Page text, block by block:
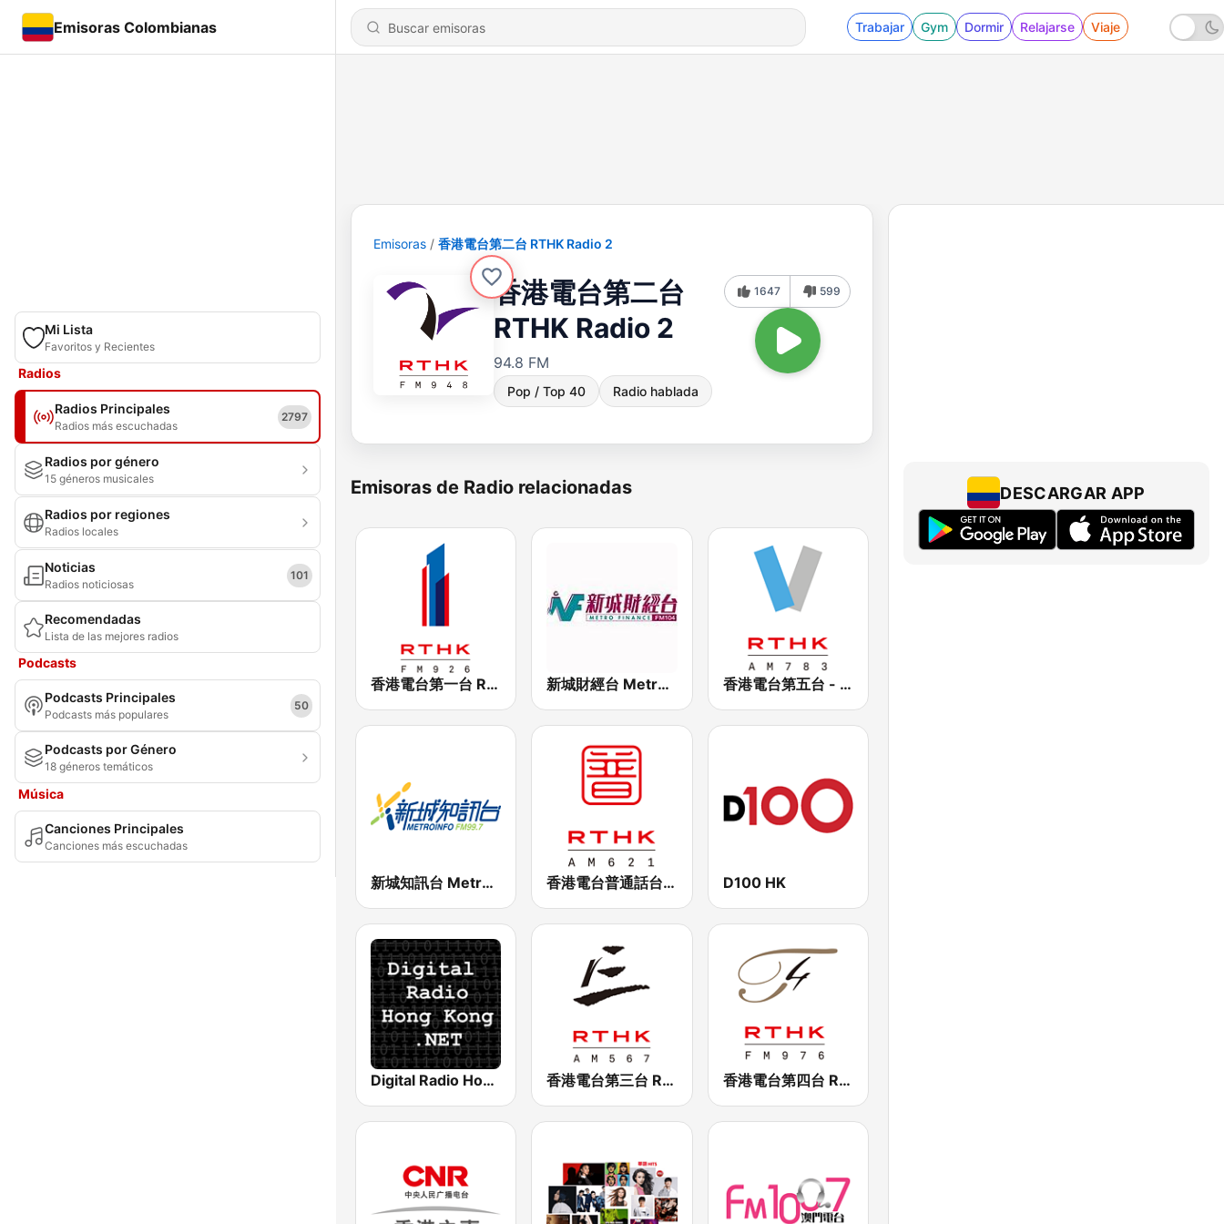
Emisoras Colombianas Trabajar Gym Dormir Relajarse Viaje
Mi Lista
Favoritos y Recientes
Radios
Radios Principales
Radios más escuchadas
2797
Radios por género
15 géneros musicales
Radios por regiones
Radios locales
Noticias
Radios noticiosas
101
Recomendadas
Lista de las mejores radios
Podcasts
Podcasts Principales
Podcasts más populares
50
Podcasts por Género
18 géneros temáticos
Música
Canciones Principales
Canciones más escuchadas
Emisoras 香港電台第二台 RTHK Radio 2
香港電台第二台
RTHK Radio 2
94.8 FM
Pop / Top 40 Radio hablada
1647 599
Emisoras de Radio relacionadas
香港電台第一台 RTHK Radio 1 新城財經台 Metro Finance FM104 香港電台第五台 - RTHK Radio 5
新城知訊台 MetroInfo FM99.7 香港電台普通話台 RTHK Radio D100 HK
Digital Radio Hong Kong 香港電台第三台 RTHK Radio 3 香港電台第四台 RTHK Radio 4
DESCARGAR APP